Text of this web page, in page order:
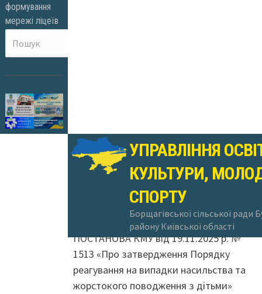
формування
мережі ліцеїв
УПРАВЛІННЯ
КУЛЬТУРИ,
СПОРТУ
Борщагівської сільської ради
району Київської області
Наказ від 21.11.2025 року №406 Про
проведення всеукраїнської акції 16 днів
проти насильства
ПОСТАНОВА КМУ від 19.11.2025 р. №
1513 «Про затвердження Порядку
реагування на випадки насильства та
жорстокого поводження з дітьми»